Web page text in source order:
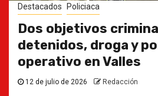
Destacados Policiaca
Dos objetivos
detenidos, droga y
operativo en Valles
12 de julio de 2026 Redacción